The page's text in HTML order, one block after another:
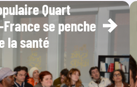
Quart
se penche
la santé